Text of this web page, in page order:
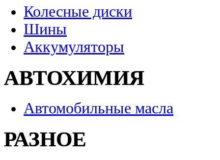
Колесные диски
Шины
Аккумуляторы
АВТОХИМИЯ
Автомобильные масла
РАЗНОЕ